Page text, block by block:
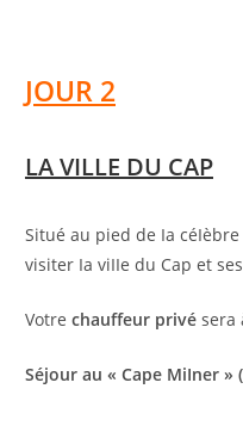
JOUR 2
LA VILLE DU CAP
Situé au pied de Ia
visiter Ia viIIe du Cap et
Votre chauffeur privésera
Séjour au « Cape MiIner »